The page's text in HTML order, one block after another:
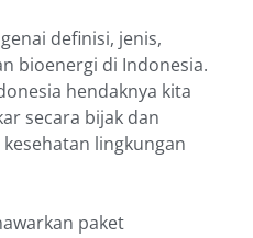
definisi, jenis,
bioenergi di Indonesia.
hendaknya kita
secara bijak dan
lingkungan
paket